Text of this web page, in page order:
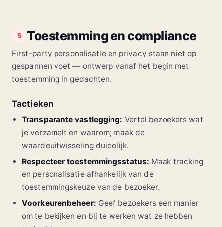
5 Toestemming en compliance
First-party personalisatie en privacy staan niet op
gespannen voet — ontwerp vanaf het begin met
toestemming in gedachten.
Tactieken
Transparante vastlegging: Vertel bezoekers wat
je verzamelt en waarom; maak de
waardeuitwisseling duidelijk.
Respecteer toestemmingsstatus: Maak tracking
en personalisatie afhankelijk van de
toestemmingskeuze van de bezoeker.
Voorkeurenbeheer: Geef bezoekers een manier
om te bekijken en bij te werken wat ze hebben